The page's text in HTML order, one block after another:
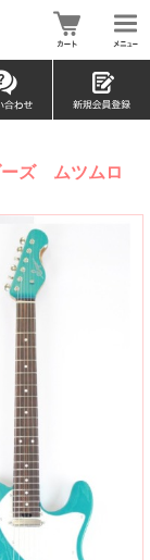
ーズ ムツムロ